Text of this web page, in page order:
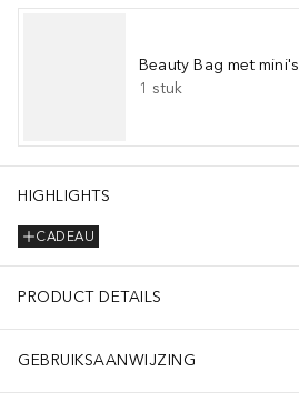
Beauty Bag met mini's
1 stuk
HIGHLIGHTS
CADEAU
PRODUCT DETAILS
GEBRUIKSAANWIJZING